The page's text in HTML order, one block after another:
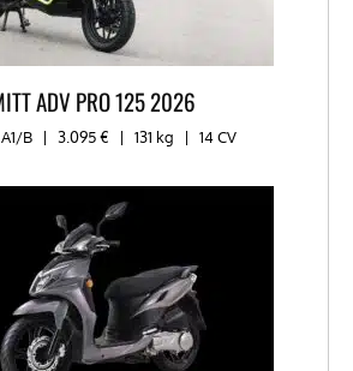
ADV PRO 125 2026
B | 3.095 € | 131 kg | 14 CV